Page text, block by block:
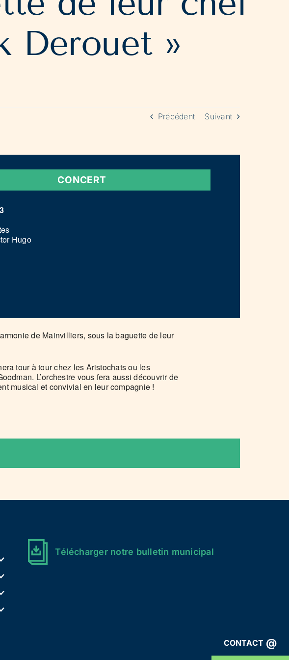
CONTACT @
Derouet »
Précédent Suivant
CONCERT
Hugo
de Mainvilliers, sous la baguette de leur
tour à tour chez les Aristochats ou les
L’orchestre vous fera aussi découvrir de
musical et convivial en leur compagnie !
Télécharger notre bulletin municipal